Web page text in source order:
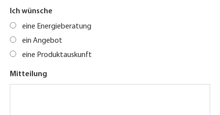
Ich wünsche
eine Energieberatung
ein Angebot
eine Produktauskunft
Mitteilung